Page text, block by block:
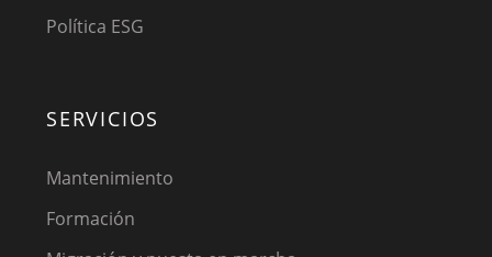
Política ESG
SERVICIOS
Mantenimiento
Formación